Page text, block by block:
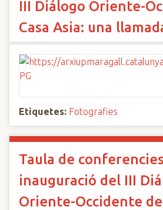
III Diálogo Oriente-
Casa Asia: una
Etiquetes: Fotografies
Taula de
inauguració del III
Oriente-Occidente de